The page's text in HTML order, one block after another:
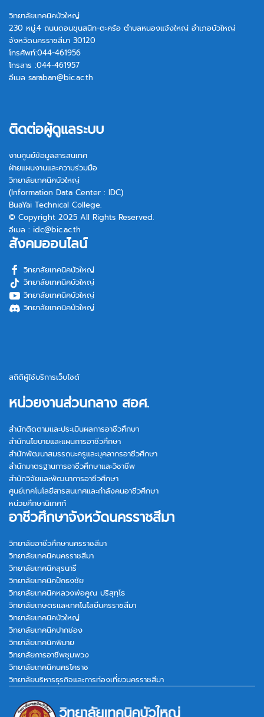
วิทยาลัยเทคนิคบัวใหญ่
230 หมู่.4 ถนนดอนขุนสนิท-ตะคร้อ ตำบลหนองแจ้งใหญ่ อำเภอบัวใหญ่
จังหวัดนครราชสีมา 30120
โทรศัพท์:044-461956
โทรสาร :044-461957
อีเมล saraban@bic.ac.th
ติดต่อผู้ดูแลระบบ
งานศูนย์ข้อมูลสารสนเทศ
ฝ่ายแผนงานและความร่วมมือ
วิทยาลัยเทคนิคบัวใหญ่
(Information Data Center : IDC)
BuaYai Technical College.
© Copyright 2025 All Rights Reserved.
อีเมล : idc@bic.ac.th
สังคมออนไลน์
วิทยาลัยเทคนิคบัวใหญ่
วิทยาลัยเทคนิคบัวใหญ่
วิทยาลัยเทคนิคบัวใหญ่
วิทยาลัยเทคนิคบัวใหญ่
สถิติผู้ใช้บริการเว็บไซต์
หน่วยงานส่วนกลาง สอศ.
สำนักติดตามและประเมินผลการอาชีวศึกษา
สำนักนโยบายและแผนการอาชีวศึกษา
สำนักพัฒนาสมรรถนะครูและบุคลากรอาชีวศึกษา
สำนักมาตรฐานการอาชีวศึกษาและวิชาชีพ
สำนักวิจัยและพัฒนาการอาชีวศึกษา
ศูนย์เทคโนโลยีสารสนเทศและกำลังคนอาชีวศึกษา
หน่วยศึกษานิเทศก์
อาชีวศึกษาจังหวัดนครราชสีมา
วิทยาลัยอาชีวศึกษานครราชสีมา
วิทยาลัยเทคนิคนครราชสีมา
วิทยาลัยเทคนิคสุรนารี
วิทยาลัยเทคนิคปักธงชัย
วิทยาลัยเทคนิคหลวงพ่อคูณ ปริสุทฺโธ
วิทยาลัยเกษตรและเทคโนโลยีนครราชสีมา
วิทยาลัยเทคนิคบัวใหญ่
วิทยาลัยเทคนิคปากช่อง
วิทยาลัยเทคนิคพิมาย
วิทยาลัยการอาชีพชุมพวง
วิทยาลัยเทคนิคนครโคราช
วิทยาลัยบริหารธุรกิจและการท่องเที่ยวนครราชสีมา